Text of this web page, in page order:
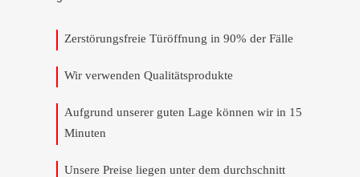
Zerstörungsfreie Türöffnung in 90% der Fälle
Wir verwenden Qualitätsprodukte
Aufgrund unserer guten Lage können wir in 15
Minuten
Unsere Preise liegen unter dem durchschnitt